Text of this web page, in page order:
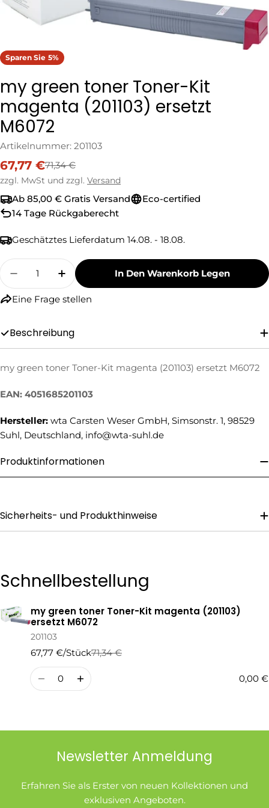
Sparen Sie 5%
my green toner Toner-Kit
magenta (201103) ersetzt
M6072
Artikelnummer: 201103
Verkaufspreis
67,77 €
Regulärer
Preis
71,34 €
zzgl. MwSt und zzgl. Versand
Ab 85,00 € Gratis Versand
Eco-certified
14 Tage Rückgaberecht
Geschätztes Lieferdatum 14.08. - 18.08.
Menge
Menge Für My Green Toner Toner-Kit
Menge Für My Green Toner Toner-
In Den Warenkorb Legen
Eine Frage stellen
Ihre
Mail
Ihre
Telefonnummer
Nachricht
Frage Senden
Beschreibung
my green toner Toner-Kit magenta (201103) ersetzt M6072
EAN: 4051685201103
Hersteller: wta Carsten Weser GmbH, Simsonstr. 1, 98529
Suhl, Deutschland, info@wta-suhl.de
Produktinformationen
Sicherheits- und Produkthinweise
Schnellbestellung
Ihr
Warenkorb
my green toner Toner-Kit magenta (201103)
ersetzt M6072
201103
67,77 €/Stück
Regulärer
Preis
71,34 €
Verkaufspreis
Menge
0,00 €
Newsletter Anmeldung
Erfahren Sie als Erster von neuen Kollektionen und
exklusiven Angeboten.